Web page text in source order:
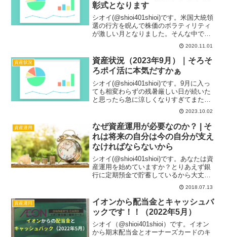
彰式となります
シオイ(@shioi401shioi)です。米国大統領
選の行方を睨んで株価のボラティリティ
が激しい月となりました。そんな中で何
か特に行動したことは一切ありません。
本業でヒイヒイ言いながら社畜道に邁進
していただけです。仕事で疲弊して自分
のリソ...
2020.11.01
資産状況
資産状況（2023年9月）｜そろそ
ろポイ活に本気だすかぁ
シオイ(@shioi401shioi)です。9月に入っ
ても相変わらずの残暑厳しい日が続いた
と思ったら急に涼しくなりすぎてまた暑
さが戻るというジェットコースターのよ
うな気温の急激な変化に体力も徐々に削
がれている日々ですが、皆様お元気でし
ょうか...
2023.10.02
資産運用
なぜ資産運用が必要なのか？ | そ
れは将来の自分は今の自分が支え
なければならないから
シオイ(@shioi401shioi)です。あなたは資
産運用を始めていますか？とりあえず銀
行に定期預金で貯蓄しているから大丈夫
だと安心しきっていませんか？貯蓄が出
来ていないよりは出来ていた方がマシで
すが、果たしてそれだけで老後も含めて
安心し...
2018.07.13
資産運用
イオンから配当金とキャッシュバ
ックです！！（2022年5月）
シオイ（@shioi401shioi）です。イオン
から期末配当金とオーナーズカードのキ